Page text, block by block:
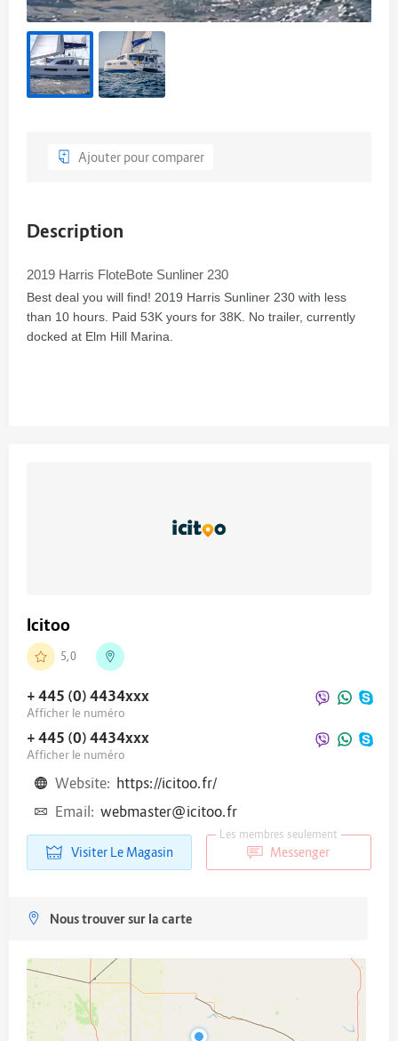
Ajouter pour comparer
Description
2019 Harris FloteBote Sunliner 230
Best deal you will find! 2019 Harris Sunliner 230 with less
than 10 hours. Paid 53K yours for 38K. No trailer, currently
docked at Elm Hill Marina.
Icitoo
5,0
+ 445 (0) 4434xxx
Afficher le numéro
+ 445 (0) 4434xxx
Afficher le numéro
Website: https://icitoo.fr/
Email: webmaster@icitoo.fr
Visiter Le Magasin
Les membres seulement
Messenger
Nous trouver sur la carte